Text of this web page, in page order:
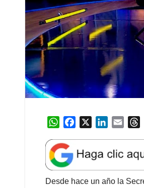
W
a
t
s
A
e
b
o
k
e
d
l
e
a
d
Desde hace un año la